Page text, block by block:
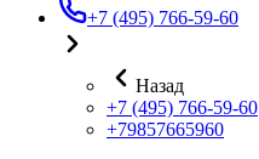
+7 (495) 766-59-60
Назад
+7 (495) 766-59-60
+79857665960